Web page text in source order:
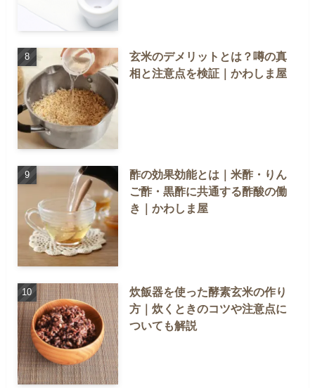
玄米のデメリットとは？噂の真
相と注意点を検証｜かわしま屋
酢の効果効能とは｜米酢・りん
ご酢・黒酢に共通する酢酸の働
き｜かわしま屋
炊飯器を使った酵素玄米の作り
方｜炊くときのコツや注意点に
ついても解説